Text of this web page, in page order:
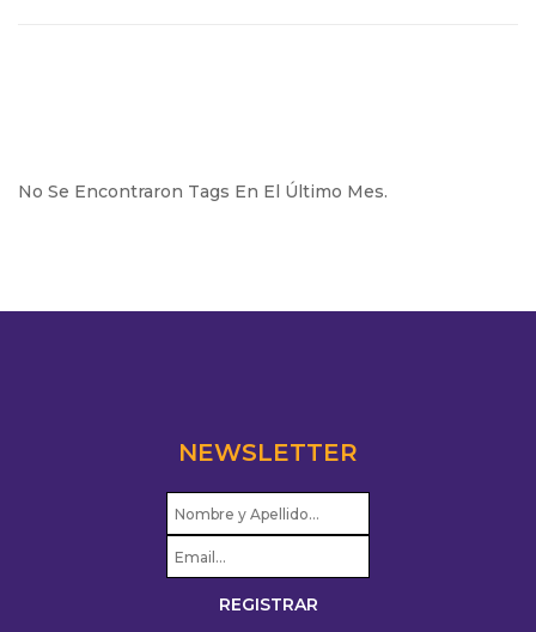
No Se Encontraron Tags En El Último Mes.
NEWSLETTER